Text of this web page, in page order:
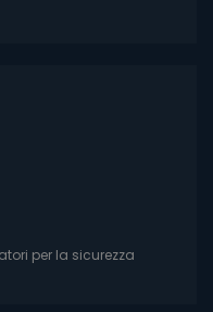
per la sicurezza